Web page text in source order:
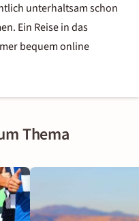
unterhaltsam schon
Ein Reise in das
bequem online
Thema